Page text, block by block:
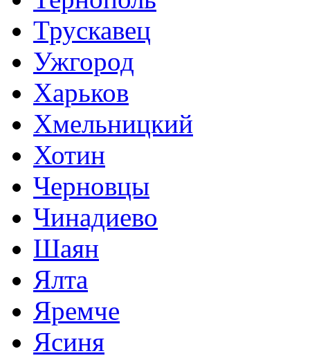
Трускавец
Ужгород
Харьков
Хмельницкий
Хотин
Черновцы
Чинадиево
Шаян
Ялта
Яремче
Ясиня